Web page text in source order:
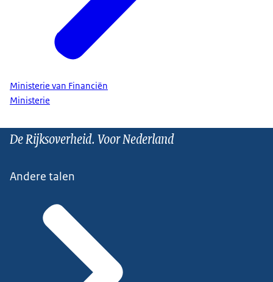
Ministerie van Financiën
Ministerie
De Rijksoverheid. Voor Nederland
Andere talen